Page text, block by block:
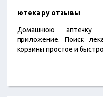
ютека ру отзывы
Домашнюю аптечку
приложение. Поиск
корзины простое и